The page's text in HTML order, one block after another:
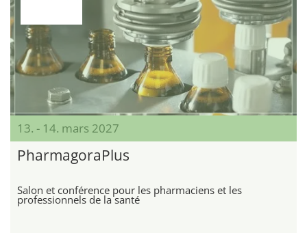
13. - 14. mars 2027
PharmagoraPlus
Salon et conférence pour les pharmaciens et les
professionnels de la santé